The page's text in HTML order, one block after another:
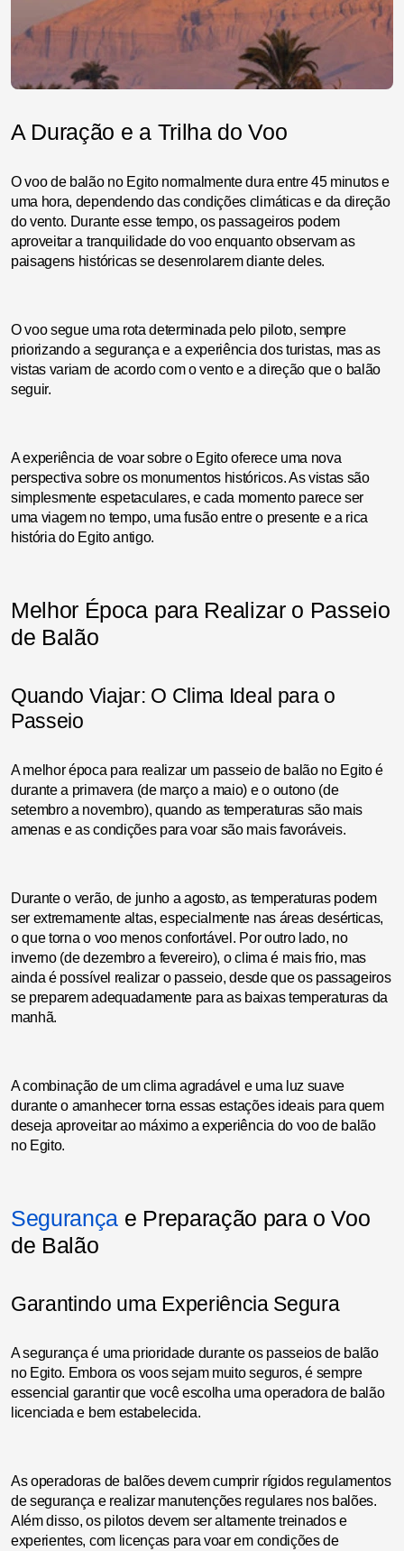
A Duração e a Trilha do Voo
O voo de balão no Egito normalmente dura entre 45 minutos e
uma hora, dependendo das condições climáticas e da direção
do vento. Durante esse tempo, os passageiros podem
aproveitar a tranquilidade do voo enquanto observam as
paisagens históricas se desenrolarem diante deles.
O voo segue uma rota determinada pelo piloto, sempre
priorizando a segurança e a experiência dos turistas, mas as
vistas variam de acordo com o vento e a direção que o balão
seguir.
A experiência de voar sobre o Egito oferece uma nova
perspectiva sobre os monumentos históricos. As vistas são
simplesmente espetaculares, e cada momento parece ser
uma viagem no tempo, uma fusão entre o presente e a rica
história do Egito antigo.
Melhor Época para Realizar o Passeio
de Balão
Quando Viajar: O Clima Ideal para o
Passeio
A melhor época para realizar um passeio de balão no Egito é
durante a primavera (de março a maio) e o outono (de
setembro a novembro), quando as temperaturas são mais
amenas e as condições para voar são mais favoráveis.
Durante o verão, de junho a agosto, as temperaturas podem
ser extremamente altas, especialmente nas áreas desérticas,
o que torna o voo menos confortável. Por outro lado, no
inverno (de dezembro a fevereiro), o clima é mais frio, mas
ainda é possível realizar o passeio, desde que os passageiros
se preparem adequadamente para as baixas temperaturas da
manhã.
A combinação de um clima agradável e uma luz suave
durante o amanhecer torna essas estações ideais para quem
deseja aproveitar ao máximo a experiência do voo de balão
no Egito.
Segurança e Preparação para o Voo
de Balão
Garantindo uma Experiência Segura
A segurança é uma prioridade durante os passeios de balão
no Egito. Embora os voos sejam muito seguros, é sempre
essencial garantir que você escolha uma operadora de balão
licenciada e bem estabelecida.
As operadoras de balões devem cumprir rígidos regulamentos
de segurança e realizar manutenções regulares nos balões.
Além disso, os pilotos devem ser altamente treinados e
experientes, com licenças para voar em condições de